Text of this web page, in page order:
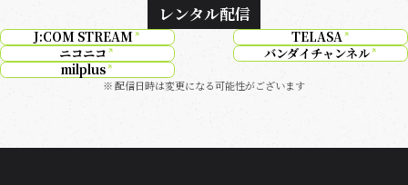
レンタル配信
J:COM STREAM
TELASA
ニコニコ
バンダイチャンネル
milplus
配信日時は変更になる可能性がございます